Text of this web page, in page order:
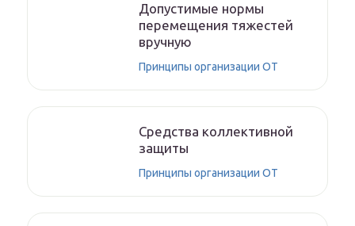
Допустимые нормы
перемещения тяжестей
вручную
Принципы организации ОТ
Средства коллективной
защиты
Принципы организации ОТ